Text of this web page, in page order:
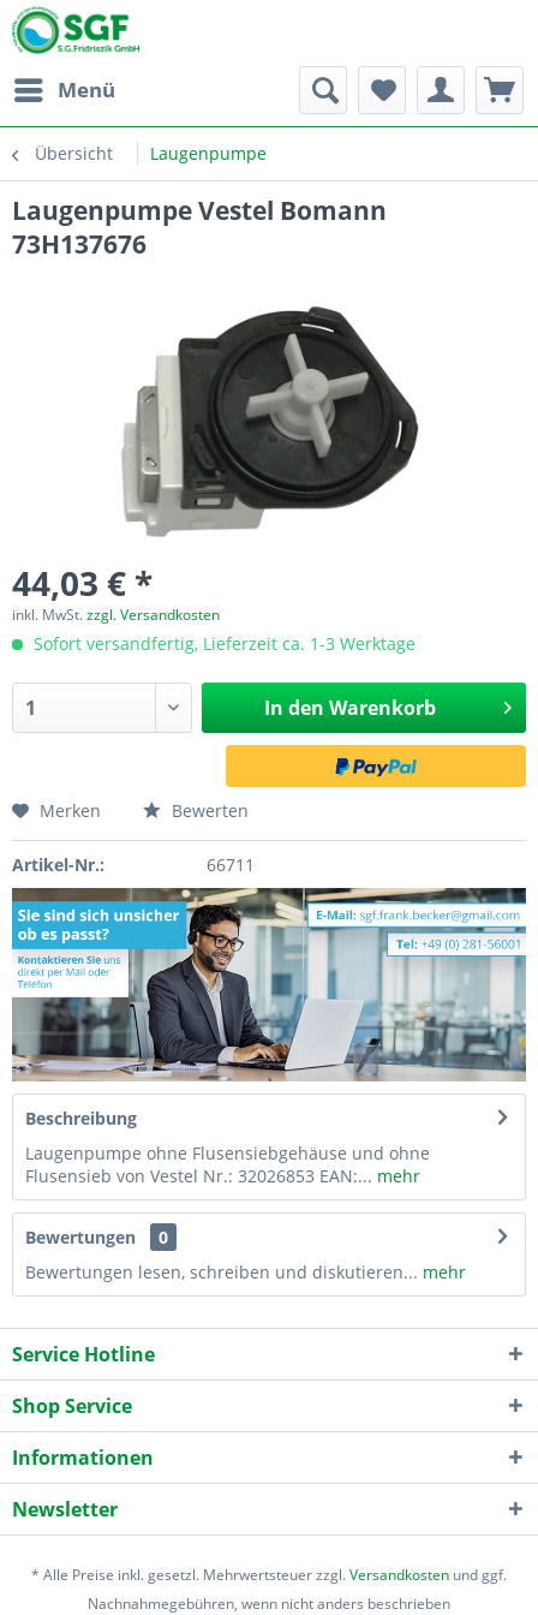
Menü
Übersicht Laugenpumpe
Laugenpumpe Vestel Bomann
73H137676
44,03 € *
inkl. MwSt.zzgl. Versandkosten
Sofort versandfertig, Lieferzeit ca. 1-3 Werktage
In den Warenkorb
Merken Bewerten
Artikel-Nr.: 66711
Beschreibung
Laugenpumpe ohne Flusensiebgehäuse und ohne
Flusensieb von Vestel Nr.: 32026853 EAN:... mehr
Bewertungen
0
Bewertungen lesen, schreiben und diskutieren... mehr
Service Hotline
Shop Service
Informationen
Newsletter
* Alle Preise inkl. gesetzl. Mehrwertsteuer zzgl.Versandkosten und ggf.
Nachnahmegebühren, wenn nicht anders beschrieben